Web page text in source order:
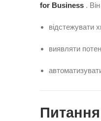
for Business .
відстежувати
виявляти
Питання